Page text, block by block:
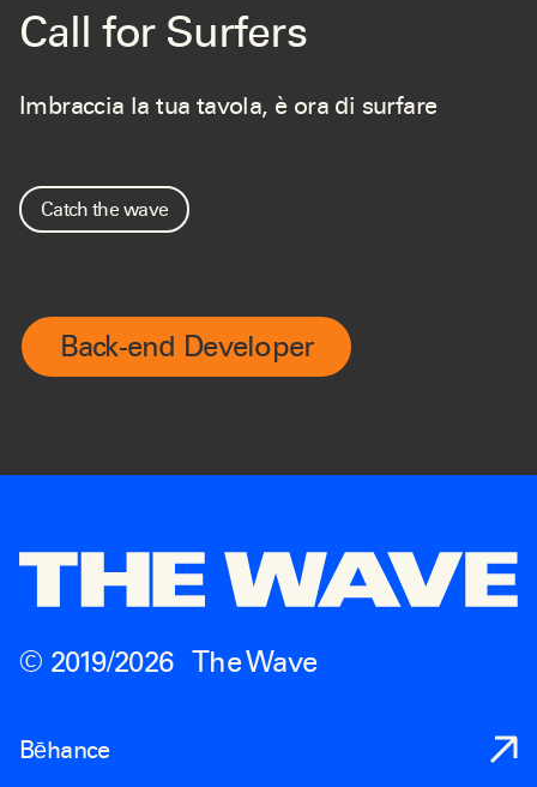
Call for Surfers
Imbraccia la tua tavola, è ora di surfare
Catch the wave
Back-end Developer
© 2019/2026 The Wave
Bēhance